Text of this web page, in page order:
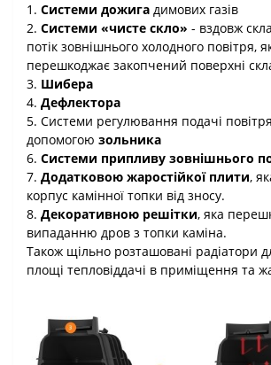
1. Системи дожига димових газів
2. Системи «чисте скло» - вздовж
потік зовнішнього холодного повітря,
перешкоджає закопчений поверхні
3. Шибера
4. Дефлектора
5. Системи регулювання подачі
допомогою зольника
6. Системи припливу зовнішнього
7. Додатковою жаростійкої плити,
корпус камінної топки від зносу.
8. Декоративною решітки, яка
випаданню дров з топки каміна.
Також щільно розташовані радіатори
площі тепловіддачі в приміщення та